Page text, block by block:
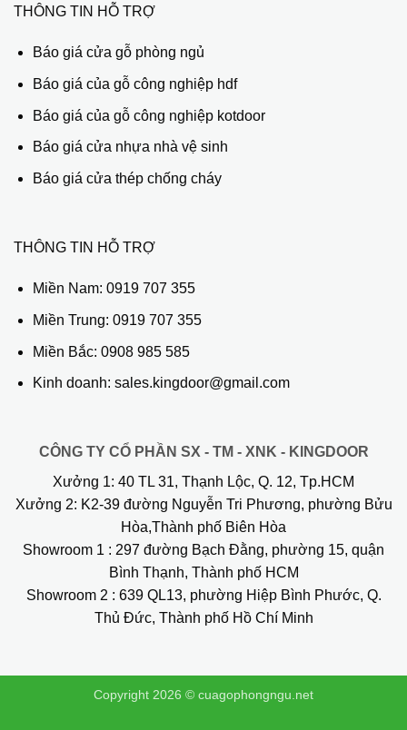
THÔNG TIN HỖ TRỢ
Báo giá cửa gỗ phòng ngủ
Báo giá của gỗ công nghiệp hdf
Báo giá của gỗ công nghiệp kotdoor
Báo giá cửa nhựa nhà vệ sinh
Báo giá cửa thép chống cháy
THÔNG TIN HỖ TRỢ
Miền Nam: 0919 707 355
Miền Trung: 0919 707 355
Miền Bắc: 0908 985 585
Kinh doanh: sales.kingdoor@gmail.com
CÔNG TY CỔ PHẦN SX - TM - XNK - KINGDOOR
Xưởng 1: 40 TL 31, Thạnh Lộc, Q. 12, Tp.HCM
Xưởng 2: K2-39 đường Nguyễn Tri Phương, phường Bửu
Hòa,Thành phố Biên Hòa
Showroom 1 : 297 đường Bạch Đằng, phường 15, quận
Bình Thạnh, Thành phố HCM
Showroom 2 : 639 QL13, phường Hiệp Bình Phước, Q.
Thủ Đức, Thành phố Hồ Chí Minh
Copyright 2026 © cuagophongngu.net